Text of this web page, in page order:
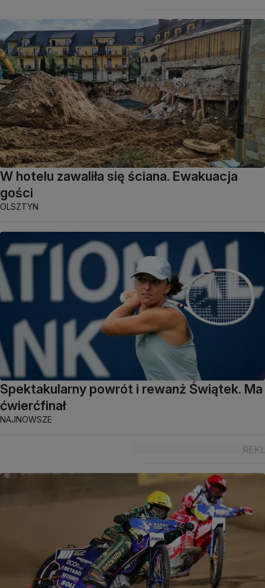
W hotelu zawaliła się ściana. Ewakuacja
gości
OLSZTYN
Spektakularny powrót i rewanż Świątek. Ma
ćwierćfinał
NAJNOWSZE